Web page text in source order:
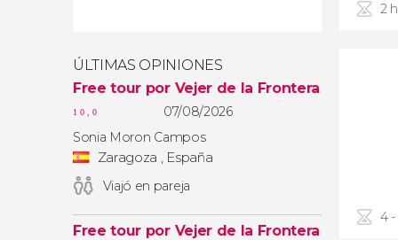
ÚLTIMAS OPINIONES
Free tour por Vejer de la Frontera
10,0
07/08/2026
Sonia Moron Campos
Zaragoza , España
Viajó en pareja
Free tour por Vejer de la Frontera
2
4